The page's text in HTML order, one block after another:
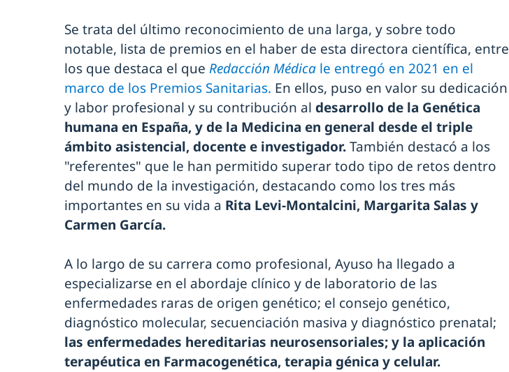
Se trata del último reconocimiento de una larga, y sobre todo
notable, lista de premios en el haber de esta directora científica, entre
los que destaca el que Redacción Médica le entregó en 2021 en el
marco de los Premios Sanitarias. En ellos, puso en valor su dedicación
y labor profesional y su contribución al desarrollo de la Genética
humana en España, y de la Medicina en general desde el triple
ámbito asistencial, docente e investigador.También destacó a los
"referentes" que le han permitido superar todo tipo de retos dentro
del mundo de la investigación, destacando como los tres más
importantes en su vida a Rita Levi-Montalcini, Margarita Salas y
Carmen García.
A lo largo de su carrera como profesional, Ayuso ha llegado a
especializarse en el abordaje clínico y de laboratorio de las
enfermedades raras de origen genético; el consejo genético,
diagnóstico molecular, secuenciación masiva y diagnóstico prenatal;
las enfermedades hereditarias neurosensoriales; y la aplicación
terapéutica en Farmacogenética, terapia génica y celular.